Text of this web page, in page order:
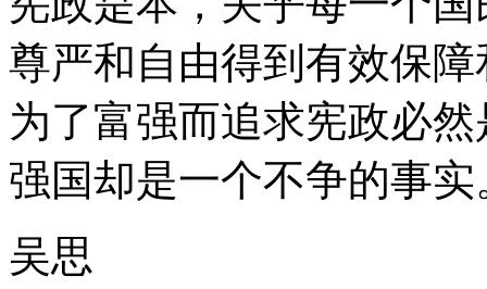
尊严和自由得到有效保
为了富强而追求宪政必
强国却是一个不争的事实
吴思